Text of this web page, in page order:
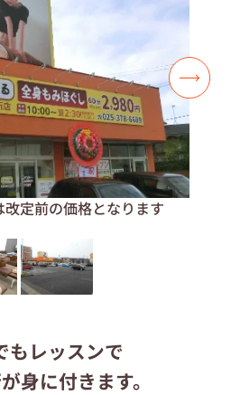
する
るサイト
定前の価格となります
もレッスンで
身に付きます。